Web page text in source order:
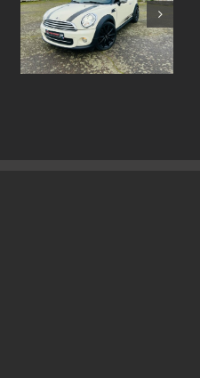
Echappement inox
sur mesure
Volkswagen Golf 8
GTI